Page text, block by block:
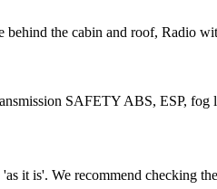
the cabin and roof, Radio
SAFETY ABS, ESP,
it is'. We recommend checking